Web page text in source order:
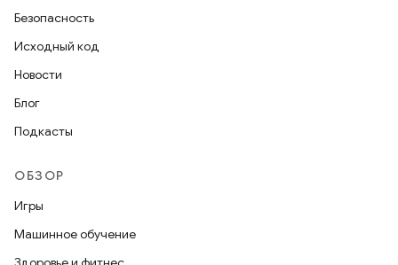
Безопасность
Исходный код
Новости
Блог
Подкасты
ОБЗОР
Игры
Машинное обучение